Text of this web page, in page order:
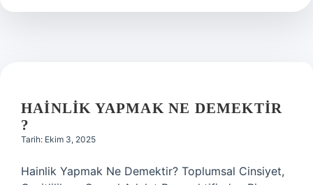
?
HAINLIK YAPMAK NE DEMEKTIR
?
Tarih: Ekim 3, 2025
Hainlik Yapmak Ne Demektir? Toplumsal Cinsiyet,